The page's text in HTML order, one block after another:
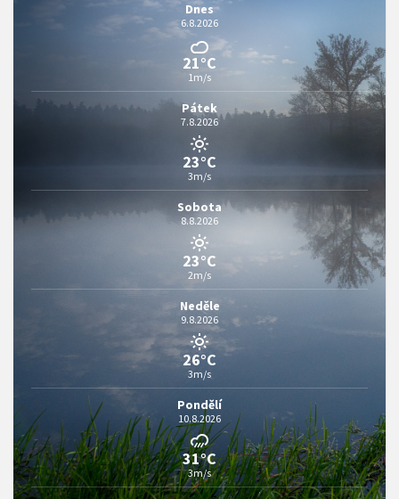
Dnes
6.8.2026
21°C
1m/s
Pátek
7.8.2026
23°C
3m/s
Sobota
8.8.2026
23°C
2m/s
Neděle
9.8.2026
26°C
3m/s
Pondělí
10.8.2026
31°C
3m/s